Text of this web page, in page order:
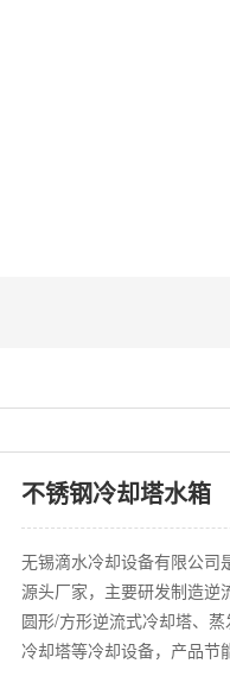
不锈钢冷却塔水箱
无锡滴水冷却设备有限公司
源头厂家，主要研发制造逆
圆形/方形逆流式冷却塔、
冷却塔等冷却设备，产品节